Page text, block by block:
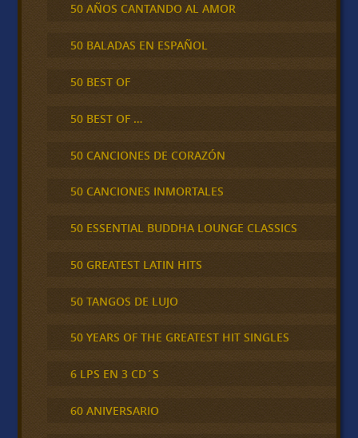
50 AÑOS CANTANDO AL AMOR
50 BALADAS EN ESPAÑOL
50 BEST OF
50 BEST OF …
50 CANCIONES DE CORAZÓN
50 CANCIONES INMORTALES
50 ESSENTIAL BUDDHA LOUNGE CLASSICS
50 GREATEST LATIN HITS
50 TANGOS DE LUJO
50 YEARS OF THE GREATEST HIT SINGLES
6 LPS EN 3 CD´S
60 ANIVERSARIO